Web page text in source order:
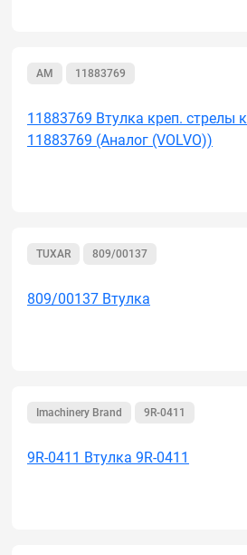
AM 11883769
11883769 Втулка креп. стрелы
11883769 (Аналог (VOLVO))
TUXAR 809/00137
809/00137 Втулка
Imachinery Brand 9R-0411
9R-0411 Втулка 9R-0411